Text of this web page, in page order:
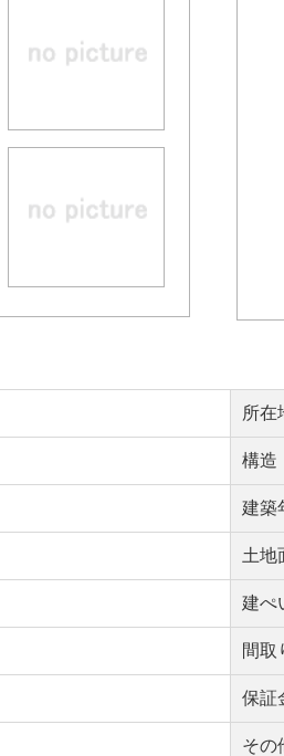
所在
構造
建築
土地
建ぺ
間取
保証
その